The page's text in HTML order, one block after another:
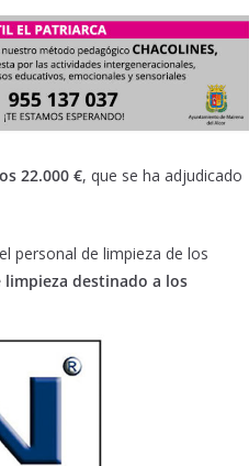
22.000 €, que se ha adjudicado
personal de limpieza de los
destinado a los